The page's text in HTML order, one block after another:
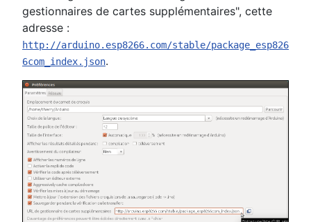
gestionnaires de cartes supplémentaires", cette
adresse :
http://arduino.esp8266.com/stable/package_esp826
6com_index.json.